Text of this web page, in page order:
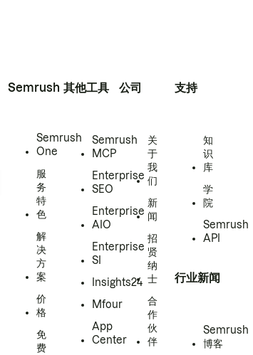
Semrush
Semrush
One
服
务
特
色
解
决
方
案
价
格
免
费
其他工具
Semrush
MCP
Enterprise
SEO
Enterprise
AIO
Enterprise
SI
Insights24
Mfour
App
Center
公司
关
于
我
们
新
闻
招
贤
纳
士
合
作
伙
伴
支持
知
识
库
学
院
Semrush
API
行业新闻
Semrush
博客